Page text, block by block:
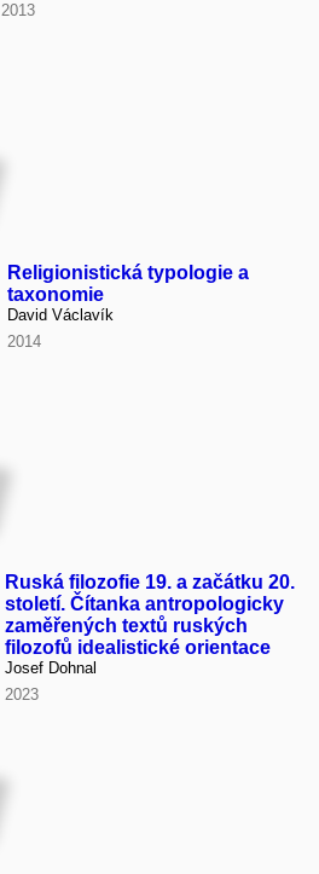
2013
Religionistická typologie a
taxonomie
David Václavík
2014
Ruská filozofie 19. a začátku 20.
století. Čítanka antropologicky
zaměřených textů ruských
filozofů idealistické orientace
Josef Dohnal
2023